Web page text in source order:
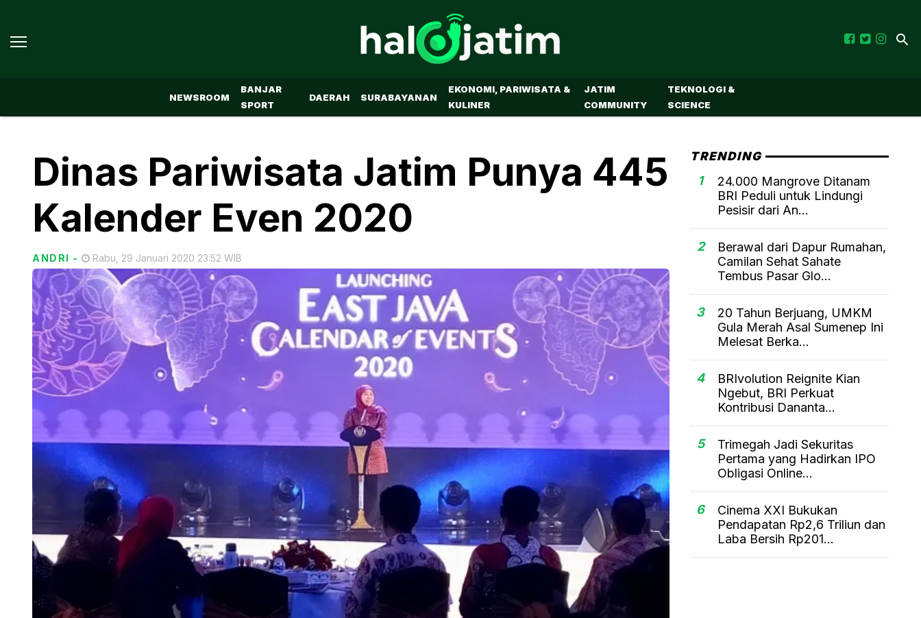
NEWSROOM
BANJAR
SPORT
DAERAH SURABAYANAN
EKONOMI, PARIWISATA &
KULINER
JATIM
COMMUNITY
TEKNOLOGI &
SCIENCE
Dinas Pariwisata Jatim Punya 445
Kalender Even 2020
ANDRI - Rabu, 29 Januari 2020 23:52 WIB
TRENDING
1
24.000 Mangrove Ditanam
BRI Peduli untuk Lindungi
Pesisir dari An...
2
Berawal dari Dapur Rumahan,
Camilan Sehat Sahate
Tembus Pasar Glo...
3
20 Tahun Berjuang, UMKM
Gula Merah Asal Sumenep Ini
Melesat Berka...
4
BRIvolution Reignite Kian
Ngebut, BRI Perkuat
Kontribusi Dananta...
5
Trimegah Jadi Sekuritas
Pertama yang Hadirkan IPO
Obligasi Online...
6
Cinema XXI Bukukan
Pendapatan Rp2,6 Triliun dan
Laba Bersih Rp201...